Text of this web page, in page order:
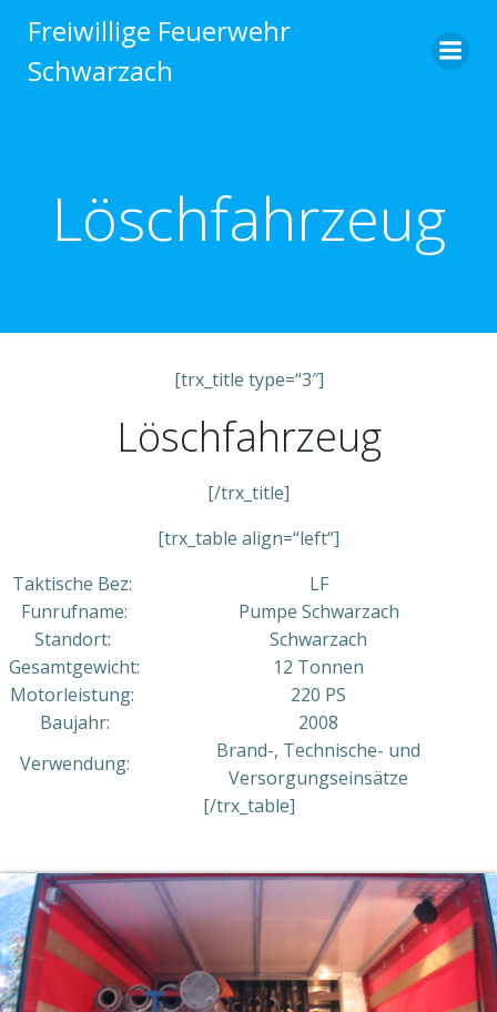
Inhalt
Freiwillige Feuerwehr
Schwarzach
Löschfahrzeug
[trx_title type=“3″]
Löschfahrzeug
[/trx_title]
[trx_table align=“left“]
Taktische Bez:
LF
Funrufname:
Pumpe Schwarzach
Standort:
Schwarzach
Gesamtgewicht:
12 Tonnen
Motorleistung:
220 PS
Baujahr:
2008
Verwendung:
Brand-, Technische- und
Versorgungseinsätze
[/trx_table]